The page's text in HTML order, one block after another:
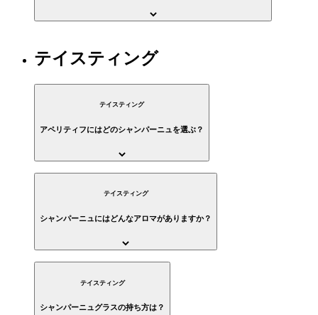
テイスティング
テイスティング
アペリティフにはどのシャンパーニュを選ぶ？
テイスティング
シャンパーニュにはどんなアロマがありますか？
テイスティング
シャンパーニュグラスの持ち方は？